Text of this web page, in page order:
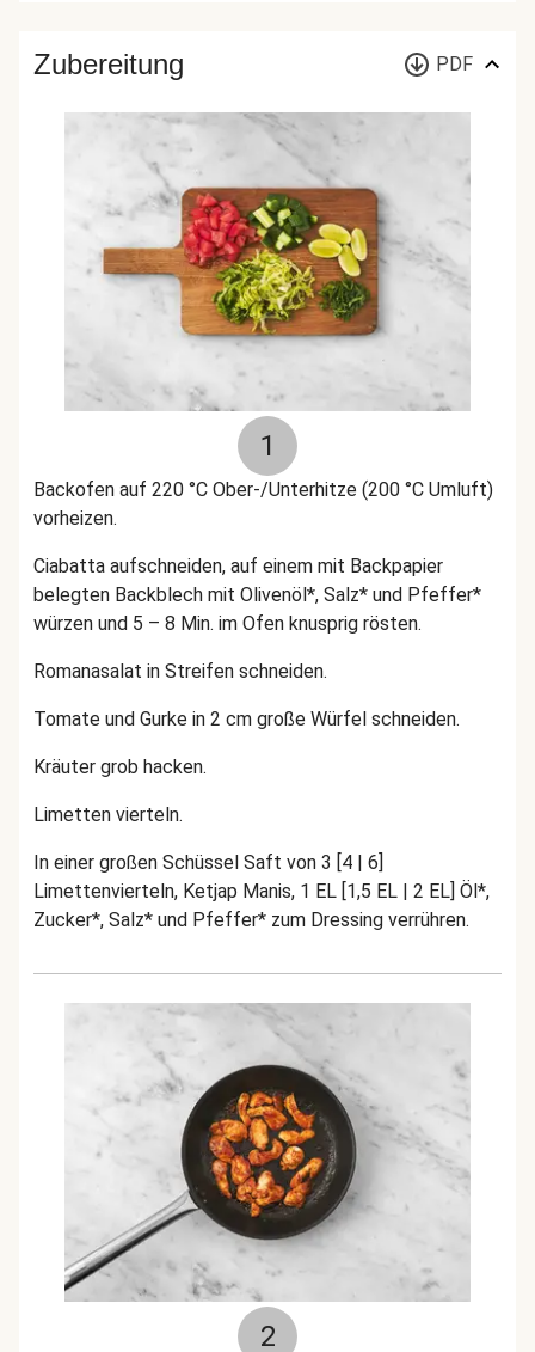
Zubereitung PDF
1
Backofen auf 220 °C Ober-/Unterhitze (200 °C Umluft)
vorheizen.
Ciabatta aufschneiden, auf einem mit Backpapier
belegten Backblech mit Olivenöl*, Salz* und Pfeffer*
würzen und 5 – 8 Min. im Ofen knusprig rösten.
Romanasalat in Streifen schneiden.
Tomate und Gurke in 2 cm große Würfel schneiden.
Kräuter grob hacken.
Limetten vierteln.
In einer großen Schüssel Saft von 3 [4 | 6]
Limettenvierteln, Ketjap Manis, 1 EL [1,5 EL | 2 EL] Öl*,
Zucker*, Salz* und Pfeffer* zum Dressing verrühren.
2